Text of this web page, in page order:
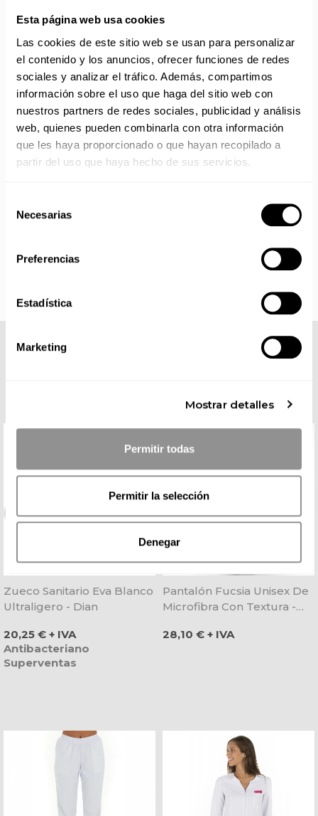
Esta página web usa cookies
Las cookies de este sitio web se usan para personalizar
el contenido y los anuncios, ofrecer funciones de redes
sociales y analizar el tráfico. Además, compartimos
información sobre el uso que haga del sitio web con
nuestros partners de redes sociales, publicidad y análisis
web, quienes pueden combinarla con otra información
que les haya proporcionado o que hayan recopilado a
partir del uso que haya hecho de sus servicios.
Necesarias
Preferencias
Estadística
Marketing
Mostrar detalles
Permitir todas
Permitir la selección
Denegar
Aprovecha el envío gratuito en toda España excepto
Canarias, Baleares, Ceuta y Melilla.
ENVÍOS EN AGOSTO
No realizamos envíos del 10 al 21 de agosto.
Reanudamos envíos el día 24 de agosto para productos
con disponibilidad 24/48 horas.
Si adquieres productos con distinto plazo de entrega, el
pedido se envía cuando está completo.
IMPORTANTE PERSONALIZACIONES
: EL taller de
bordados y estampados está cerrado en agosto. Se
partir de septiembre.
Zueco Sanitario Eva Blanco
Ultraligero - Dian
Precio
20,25 € + IVA
Antibacteriano
Superventas
Pantalón Fucsia Unisex De
Microfibra Con Textura -
Precio
28,10 € + IVA